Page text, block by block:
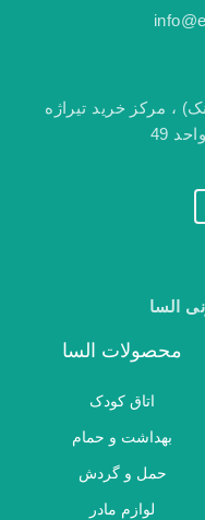
، مرکز خرید تیراژه
49
السا
محصولات السا
اتاق کودک
بهداشت و حمام
حمل و گردش
لوازم مادر